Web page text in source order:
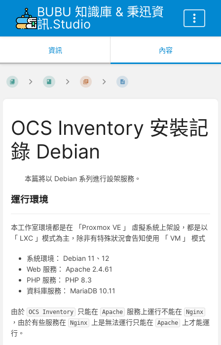
BUBU 知識庫 & 秉迅資
訊.Studio
資訊 內容
OCS Inventory 安裝記
錄 Debian
本篇將以 Debian 系列進行設架服務。
運行環境
本工作室環境都是在 「Proxmox VE 」 虛擬系統上架設，都是以
「 LXC 」模式為主，除非有特殊狀況會告知使用 「 VM 」 模式
系統環境： Debian 11、12
Web 服務： Apache 2.4.61
PHP 服務： PHP 8.3
資料庫服務： MariaDB 10.11
由於 OCS Inventory 只能在 Apache 服務上運行不能在 Nginx
，由於有些服務在 Nginx 上是無法運行只能在 Apache
上才能運
行。